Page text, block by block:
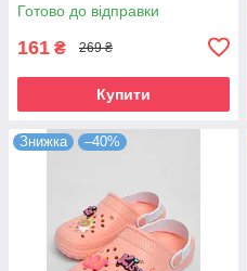
Готово до відправки
161 ₴ 269 ₴
Купити
Знижка –40%